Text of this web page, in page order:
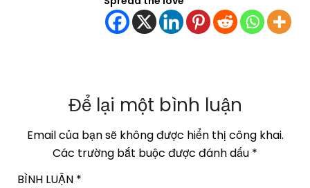
Để lại một bình luận
Email của bạn sẽ không được hiển thị công khai.
Các trường bắt buộc được đánh dấu *
BÌNH LUẬN *